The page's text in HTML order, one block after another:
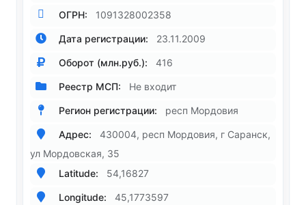
ОГРН: 1091328002358
Дата регистрации: 23.11.2009
Оборот (млн.руб.): 416
Реестр МСП: Не входит
Регион регистрации: респ Мордовия
Адрес:
430004, респ Мордовия, г Саранск,
ул Мордовская, 35
Latitude:
54,16827
Longitude: 45,1773597